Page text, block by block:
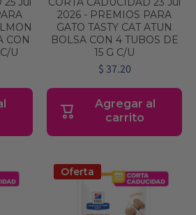
CON
U
2026 - PREMIOS PARA
GATO TASTY CAT ATUN
BOLSA CON 4 TUBOS DE
15 G C/U
$ 37.20
Agregar al
carrito
Oferta